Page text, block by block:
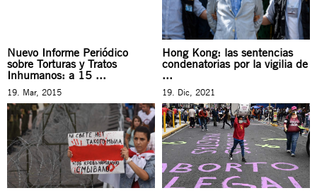
Nuevo Informe Periódico
sobre Torturas y Tratos
Inhumanos: a 15 ...
19. Mar, 2015
Hong Kong: las sentencias
condenatorias por la vigilia de
...
19. Dic, 2021